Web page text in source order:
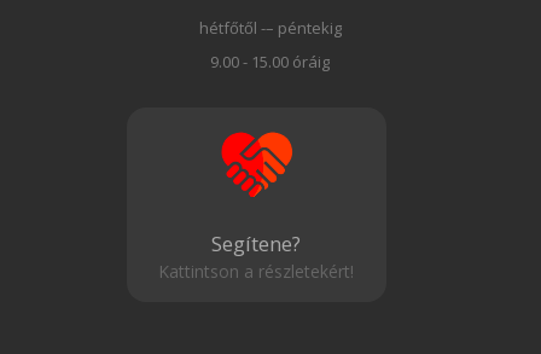
hétfőtől -– péntekig
9.00 - 15.00 óráig
Segítene?
Kattintson a részletekért!